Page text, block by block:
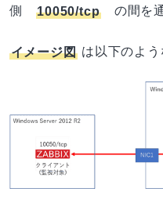
側 10050/tcp の間を
イメージ図 は以下のよう